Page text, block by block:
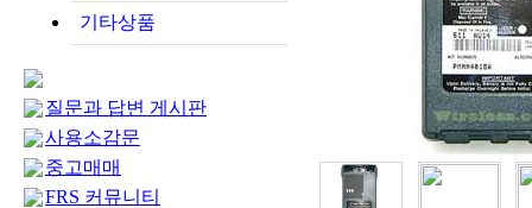
기타상품
질문과 답변 게시판
사용소감문
중고매매
FRS 커뮤니티